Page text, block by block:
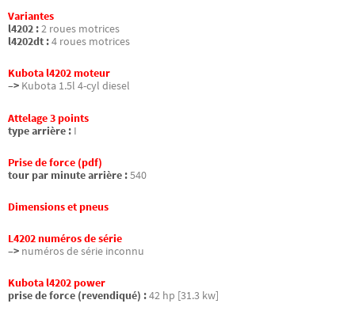
Variantes
l4202 :2 roues motrices
l4202dt :4 roues motrices
Kubota l4202 moteur
–> Kubota 1.5l 4-cyl diesel
Attelage 3 points
type arrière : I
Prise de force (pdf)
tour par minute arrière :540
Dimensions et pneus
L4202 numéros de série
–> numéros de série inconnu
Kubota l4202 power
prise de force (revendiqué) :42 hp [31.3 kw]